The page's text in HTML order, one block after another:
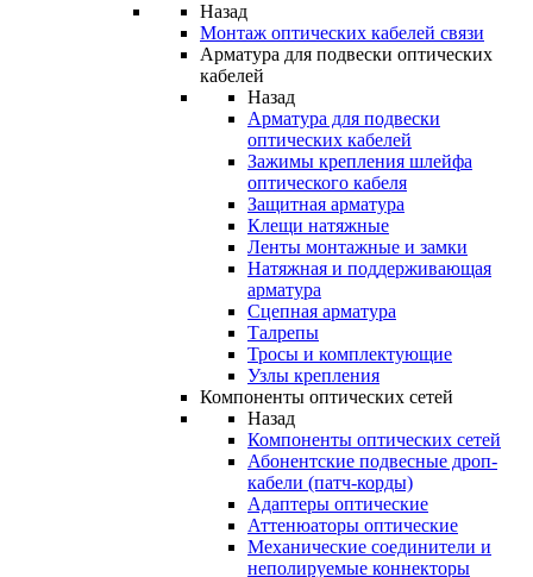
Назад
Монтаж оптических кабелей связи
Арматура для подвески оптических
кабелей
Назад
Арматура для подвески
оптических кабелей
Зажимы крепления шлейфа
оптического кабеля
Защитная арматура
Клещи натяжные
Ленты монтажные и замки
Натяжная и поддерживающая
арматура
Сцепная арматура
Талрепы
Тросы и комплектующие
Узлы крепления
Компоненты оптических сетей
Назад
Компоненты оптических сетей
Абонентские подвесные дроп-
кабели (патч-корды)
Адаптеры оптические
Аттенюаторы оптические
Механические соединители и
неполируемые коннекторы